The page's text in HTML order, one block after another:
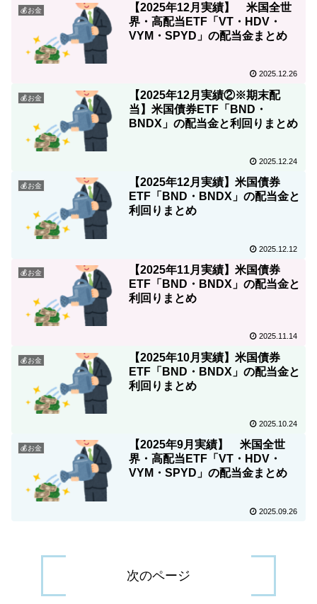
💰お金
【2025年12月実績】 米国全世
界・高配当ETF「VT・HDV・
VYM・SPYD」の配当金まとめ
2025.12.26
💰お金
【2025年12月実績②※期末配
当】米国債券ETF「BND・
BNDX」の配当金と利回りまとめ
2025.12.24
💰お金
【2025年12月実績】米国債券
ETF「BND・BNDX」の配当金と
利回りまとめ
2025.12.12
💰お金
【2025年11月実績】米国債券
ETF「BND・BNDX」の配当金と
利回りまとめ
2025.11.14
💰お金
【2025年10月実績】米国債券
ETF「BND・BNDX」の配当金と
利回りまとめ
2025.10.24
💰お金
【2025年9月実績】 米国全世
界・高配当ETF「VT・HDV・
VYM・SPYD」の配当金まとめ
2025.09.26
次のページ